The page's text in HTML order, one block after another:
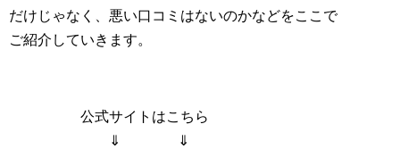
だけじゃなく、悪い口コミはないのかなどをここで
ご紹介していきます。
公式サイトはこちら
⇓ ⇓